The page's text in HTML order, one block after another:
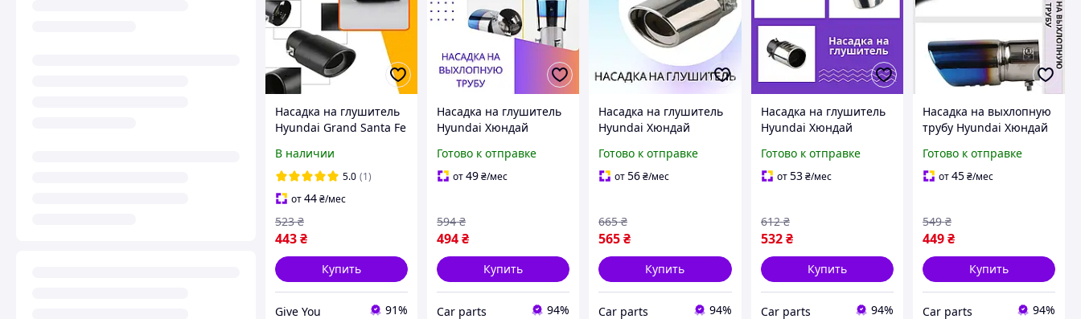
Насадка на глушитель
Hyundai Grand Santa Fe
Фе Насадка черная на
выхлопную трубу
В наличии
5.0 (1)
от44₴/мес
443₴
523 ₴
Купить
Give You 91%
Насадка на глушитель
Hyundai Хюндай
трубу хром
Готово к отправке
от49₴/мес
494₴
594 ₴
Купить
Сar parts 94%
Насадка на глушитель
Hyundai Хюндай
трубу хром NG 2
Готово к отправке
от56₴/мес
565₴
665 ₴
Купить
Сar parts 94%
Насадка на глушитель
Hyundai Хюндай
трубу хром NG 1
Готово к отправке
от53 ₴/мес
532 ₴
612 ₴
Купить
Сar parts 94%
Насадка на выхлопную
трубу Hyundai Хюндай
трубу хром
Готово к отправке
от45₴/мес
449₴
549 ₴
Купить
Сar parts 94%